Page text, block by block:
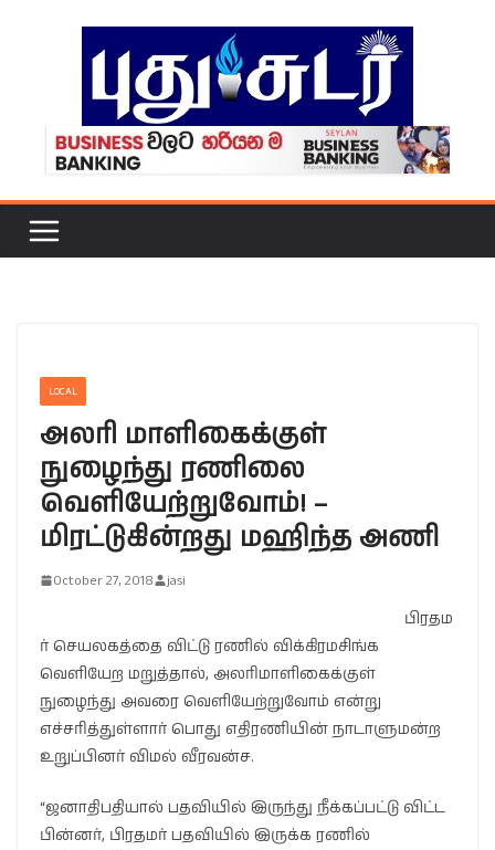
LOCAL
அலரி மாளிகைக்குள்
நுழைந்து ரணிலை
வெளியேற்றுவோம்! –
மிரட்டுகின்றது மஹிந்த அணி
October 27, 2018 jasi
பிரதம
ர் செயலகத்தை விட்டு ரணில் விக்கிரமசிங்க
வெளியேற மறுத்தால், அலரிமாளிகைக்குள்
நுழைந்து அவரை வெளியேற்றுவோம் என்று
எச்சரித்துள்ளார் பொது எதிரணியின் நாடாளுமன்ற
உறுப்பினர் விமல் வீரவன்ச.
“ஜனாதிபதியால் பதவியில் இருந்து நீக்கப்பட்டு விட்ட
பின்னர், பிரதமர் பதவியில் இருக்க ரணில்